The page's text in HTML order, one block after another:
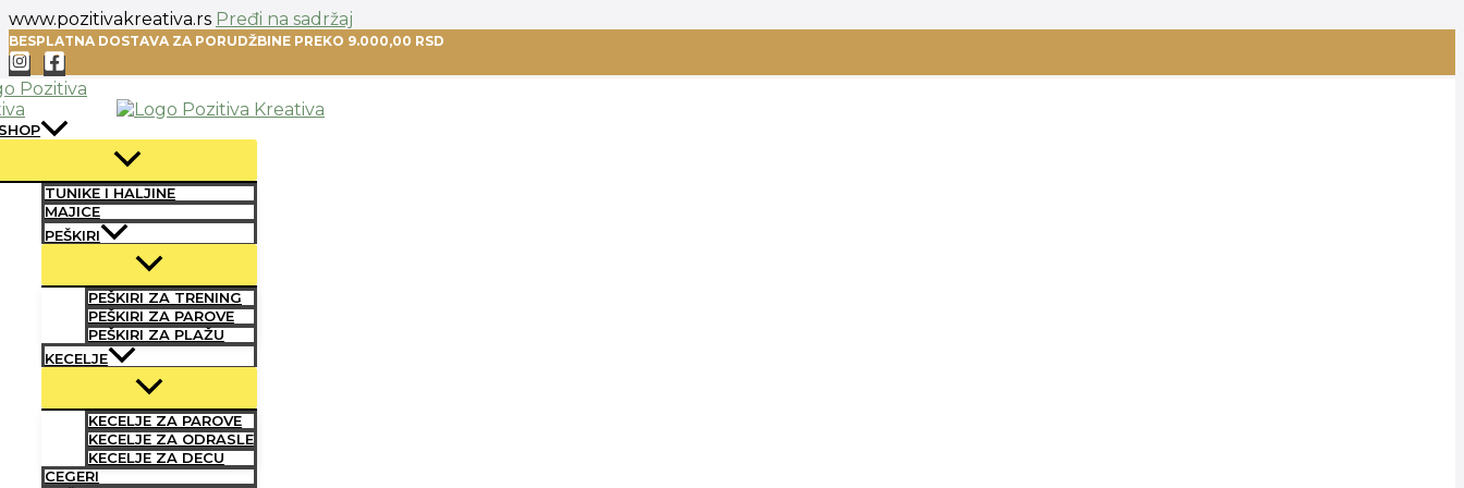
www.pozitivakreativa.rs Pređi na sadržaj
BESPLATNA DOSTAVA ZA PORUDŽBINE PREKO 9.000,00 RSD
TUNIKE I HALJINE
MAJICE
PEŠKIRI
PEŠKIRI ZA TRENING
PEŠKIRI ZA PAROVE
PEŠKIRI ZA PLAŽU
KECELJE
KECELJE ZA PAROVE
KECELJE ZA ODRASLE
KECELJE ZA DECU
CEGERI